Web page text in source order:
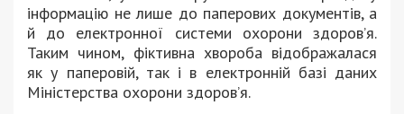
інформацію не лише до паперових документів, а
й до електронної системи охорони здоров’я.
Таким чином, фіктивна хвороба відображалася
як у паперовій, так і в електронній базі даних
Міністерства охорони здоров’я.